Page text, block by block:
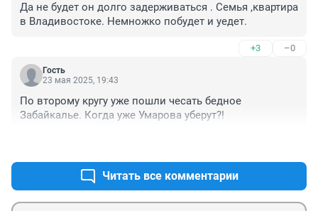
Да не будет он долго задерживаться . Семья ,квартира
в Владивостоке. Немножко побудет и уедет.
+3 –0
Гость
23 мая 2025, 19:43
По второму кругу уже пошли чесать бедное
Забайкалье. Когда уже Умарова уберут?!
Читать все комментарии